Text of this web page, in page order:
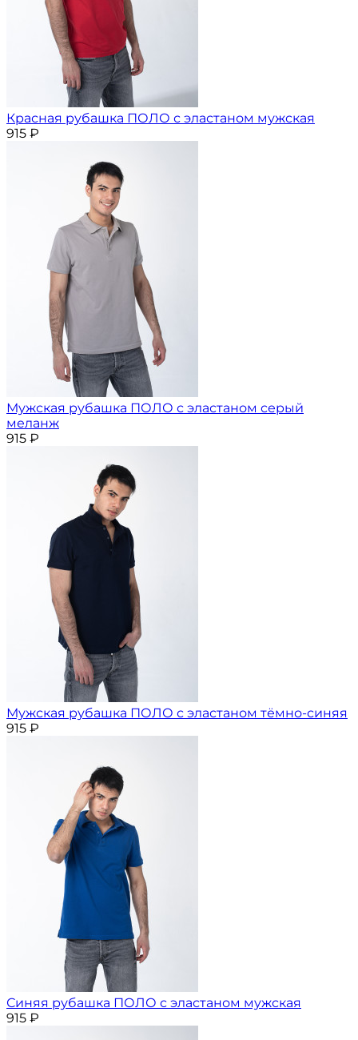
Красная рубашка ПОЛО с эластаном мужская
915 ₽
Мужская рубашка ПОЛО с эластаном серый
меланж
915 ₽
Мужская рубашка ПОЛО с эластаном тёмно-синяя
915 ₽
Синяя рубашка ПОЛО с эластаном мужская
915 ₽